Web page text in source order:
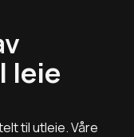
leie
til utleie. Våre